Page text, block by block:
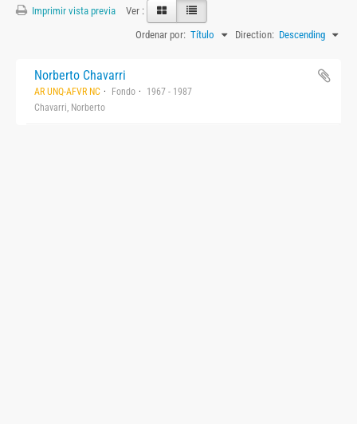
Imprimir vista previa
Ver :
Ordenar por: Título Direction: Descending
Norberto Chavarri
AR UNQ-AFVR NC Fondo
1967 - 1987
Chavarri, Norberto